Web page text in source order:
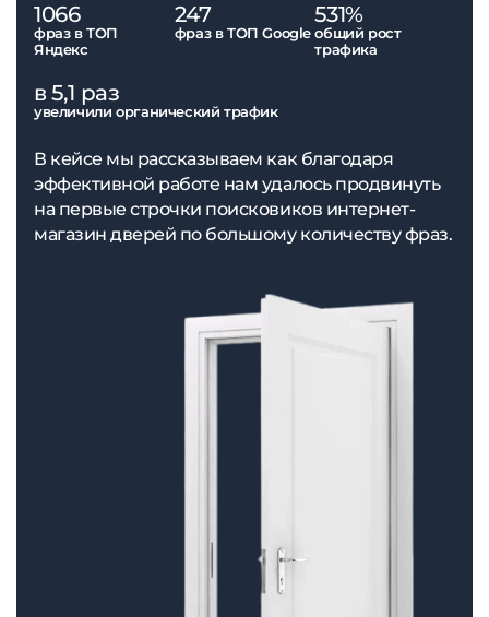
1066
фраз в ТОП
Яндекс
247
фраз в ТОП Google
531%
общий рост
трафика
в 5,1 раз
увеличили органический трафик
В кейсе мы рассказываем как благодаря
эффективной работе нам удалось продвинуть
на первые строчки поисковиков интернет-
магазин дверей по большому количеству фраз.